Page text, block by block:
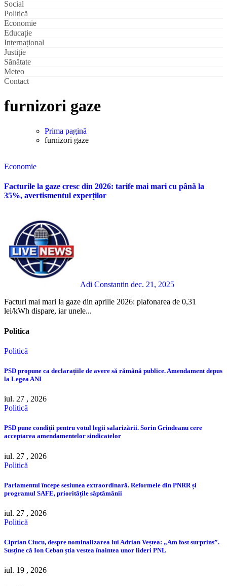
Social
Politică
Economie
Educație
Internațional
Justiție
Sănătate
Meteo
Contact
furnizori gaze
Prima pagină
furnizori gaze
Economie
Facturile la gaze cresc din 2026: tarife mai mari cu până la
35%, avertismentul experților
Adi Constantin dec. 21, 2025
Facturi mai mari la gaze din aprilie 2026: plafonarea de 0,31
lei/kWh dispare, iar unele...
Politica
Politică
PSD propune ca declarațiile de avere să rămână publice. Amendament depus
la Legea ANI
iul. 27 , 2026
Politică
PSD pune condiții pentru votul legii salarizării. Sorin Grindeanu cere
acceptarea amendamentelor sindicatelor
iul. 27 , 2026
Politică
Parlamentul începe sesiunea extraordinară. Reformele din PNRR și
programul SAFE, prioritățile săptămânii
iul. 27 , 2026
Politică
Ciprian Ciucu, despre nominalizarea lui Adrian Veștea: „Am fost surprins”.
Susține că Ion Ceban știa vestea înaintea unor lideri PNL
iul. 19 , 2026